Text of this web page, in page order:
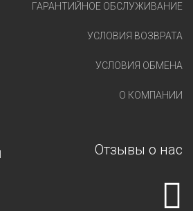
ГАРАНТИЙНОЕ ОБСЛУЖИВАНИЕ
УСЛОВИЯ ВОЗВРАТА
УСЛОВИЯ ОБМЕНА
О КОМПАНИИ
Отзывы о нас